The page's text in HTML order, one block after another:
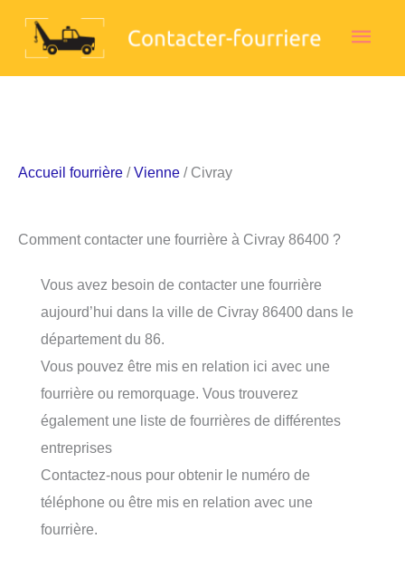
Accueil fourrière /Vienne / Civray
Comment contacter une fourrière à Civray 86400 ?
Vous avez besoin de contacter une fourrière
aujourd’hui dans la ville de Civray 86400 dans le
département du 86.
Vous pouvez être mis en relation ici avec une
fourrière ou remorquage. Vous trouverez
également une liste de fourrières de différentes
entreprises
Contactez-nous pour obtenir le numéro de
téléphone ou être mis en relation avec une
fourrière.